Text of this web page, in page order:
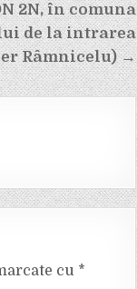
2N, în comuna
de la intrarea
Râmnicelu) →
cu *